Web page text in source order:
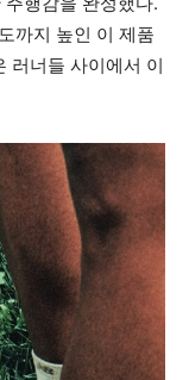
까지 높인 이 제품
러너들 사이에서 이